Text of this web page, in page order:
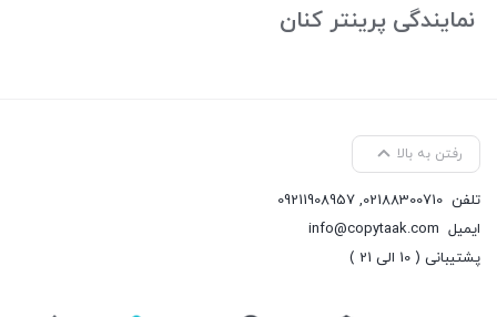
نمایندگی پرینتر کنان
رفتن به بالا
تلفن 02188300710
,
09211908957
ایمیل info@copytaak.com
پشتیبانی ( 10 الی 21 )